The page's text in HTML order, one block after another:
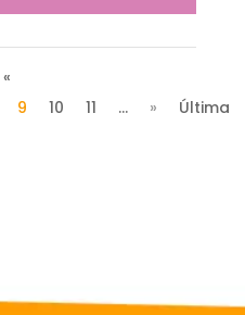
«
9 10 11 ... »
Última